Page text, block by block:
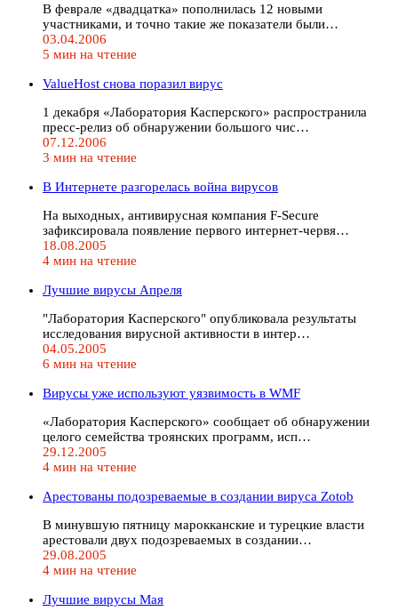
В феврале «двадцатка» пополнилась 12 новыми
участниками, и точно такие же показатели были…
03.04.2006
5 мин на чтение
ValueHost снова поразил вирус
1 декабря «Лаборатория Касперского» распространила
пресс-релиз об обнаружении большого чис…
07.12.2006
3 мин на чтение
В Интернете разгорелась война вирусов
На выходных, антивирусная компания F-Secure
зафиксировала появление первого интернет-червя…
18.08.2005
4 мин на чтение
Лучшие вирусы Апреля
"Лаборатория Касперского" опубликовала результаты
исследования вирусной активности в интер…
04.05.2005
6 мин на чтение
Вирусы уже используют уязвимость в WMF
«Лаборатория Касперского» сообщает об обнаружении
целого семейства троянских программ, исп…
29.12.2005
4 мин на чтение
Арестованы подозреваемые в создании вируса Zotob
В минувшую пятницу марокканские и турецкие власти
арестовали двух подозреваемых в создании…
29.08.2005
4 мин на чтение
Лучшие вирусы Мая